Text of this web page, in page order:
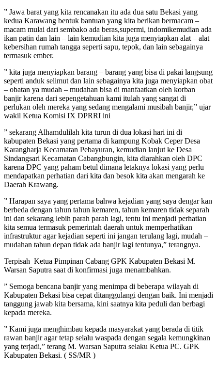
” Jawa barat yang kita rencanakan itu ada dua satu Bekasi yang
kedua Karawang bentuk bantuan yang kita berikan bermacam –
macam mulai dari sembako ada beras,supermi, indomikemudian ada
ikan patin dan lain – lain kemudian kita juga menyiapkan alat – alat
kebersihan rumah tangga seperti sapu, tepok, dan lain sebagainya
termasuk ember.
” kita juga menyiapkan barang – barang yang bisa di pakai langsung
seperti anduk selimut dan lain sebagainya kita juga menyiapkan obat
– obatan ya mudah – mudahan bisa di manfaatkan oleh korban
banjir karena dari sepengetahuan kami itulah yang sangat di
perlukan oleh mereka yang sedang mengalami musibah banjir,” ujar
wakil Ketua Komisi IX DPRRI ini
” sekarang Alhamdulilah kita turun di dua lokasi hari ini di
kabupaten Bekasi yang pertama di kampung Kobak Ceper Desa
Karangharja Kecamatan Pebayuran, kemudian lanjut ke Desa
Sindangsari Kecamatan Cabangbungin, kita diarahkan oleh DPC
karena DPC yang paham betul dimana letaknya lokasi yang perlu
mendapatkan perhatian dari kita dan besok kita akan mengarah ke
Daerah Krawang.
” Harapan saya yang pertama bahwa kejadian yang saya dengar kan
berbeda dengan tahun tahun kemaren, tahun kemaren tidak separah
ini dan sekarang lebih parah parah lagi, tentu ini menjadi perhatian
kita semua termasuk pemerintah daerah untuk memperhatikan
infrastruktur agar kejadian seperti ini jangan terulang lagi, mudah –
mudahan tahun depan tidak ada banjir lagi tentunya,” terangnya.
Terpisah Ketua Pimpinan Cabang GPK Kabupaten Bekasi M.
Warsan Saputra saat di konfirmasi juga menambahkan.
” Semoga bencana banjir yang menimpa di beberapa wilayah di
Kabupaten Bekasi bisa cepat ditanggulangi dengan baik. Ini menjadi
tanggung jawab kita bersama, kini saatnya kita peduli dan berbagi
kepada mereka.
” Kami juga menghimbau kepada masyarakat yang berada di titik
rawan banjir agar tetap selalu waspada dengan segala kemungkinan
yang terjadi,” terang M. Warsan Saputra selaku Ketua PC. GPK
Kabupaten Bekasi. ( SS/MR )